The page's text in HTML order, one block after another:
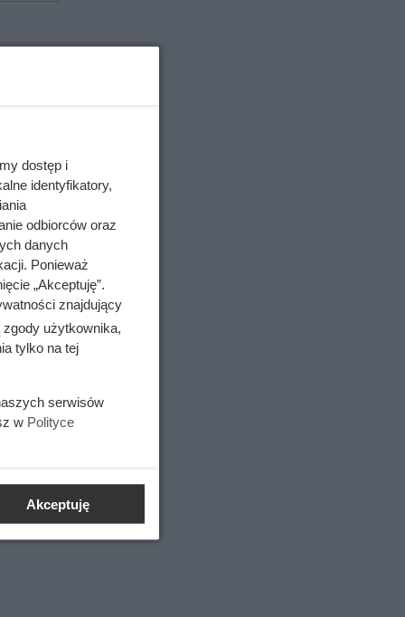
dostęp i
identyfikatory,
odbiorców oraz
danych
Ponieważ
„Akceptuję”.
znajdujący
użytkownika,
tylko na tej
serwisów
w Polityce
Akceptuję